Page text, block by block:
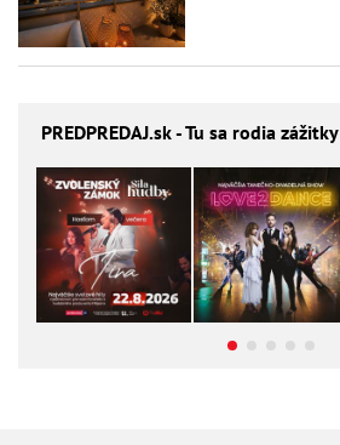
PREDPREDAJ.sk - Tu sa rodia zážitky